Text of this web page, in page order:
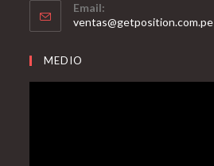
Email:
ventas@getposition.com.pe
MEDIO